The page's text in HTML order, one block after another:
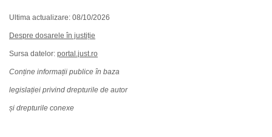
Ultima actualizare: 08/10/2026
Despre dosarele în justiție
Sursa datelor: portal.just.ro
Conține informații publice în baza
legislației privind drepturile de autor
și drepturile conexe